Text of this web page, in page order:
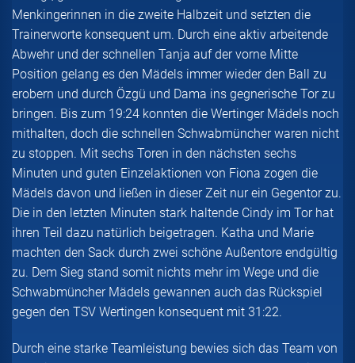
Menkingerinnen in die zweite Halbzeit und setzten die
Trainerworte konsequent um. Durch eine aktiv arbeitende
Abwehr und der schnellen Tanja auf der vorne Mitte
Position gelang es den Mädels immer wieder den Ball zu
erobern und durch Özgü und Dama ins gegnerische Tor zu
bringen. Bis zum 19:24 konnten die Wertinger Mädels noch
mithalten, doch die schnellen Schwabmüncher waren nicht
zu stoppen. Mit sechs Toren in den nächsten sechs
Minuten und guten Einzelaktionen von Fiona zogen die
Mädels davon und ließen in dieser Zeit nur ein Gegentor zu.
Die in den letzten Minuten stark haltende Cindy im Tor hat
ihren Teil dazu natürlich beigetragen. Katha und Marie
machten den Sack durch zwei schöne Außentore endgültig
zu. Dem Sieg stand somit nichts mehr im Wege und die
Schwabmüncher Mädels gewannen auch das Rückspiel
gegen den TSV Wertingen konsequent mit 31:22.
Durch eine starke Teamleistung bewies sich das Team von